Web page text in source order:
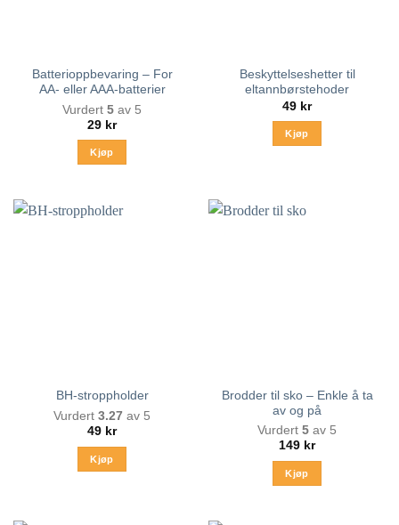
Batterioppbevaring – For
AA- eller AAA-batterier
Vurdert 5 av 5
29 kr
Kjøp
har
Beskyttelseshetter til
eltannbørstehoder
49 kr
Kjøp
BH-stroppholder
Vurdert 3.27 av 5
49 kr
Kjøp
Brodder til sko – Enkle å ta
av og på
Vurdert 5 av 5
149 kr
Kjøp